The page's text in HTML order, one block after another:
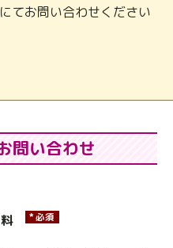
てお問い合わせください
問い合わせ
*必須